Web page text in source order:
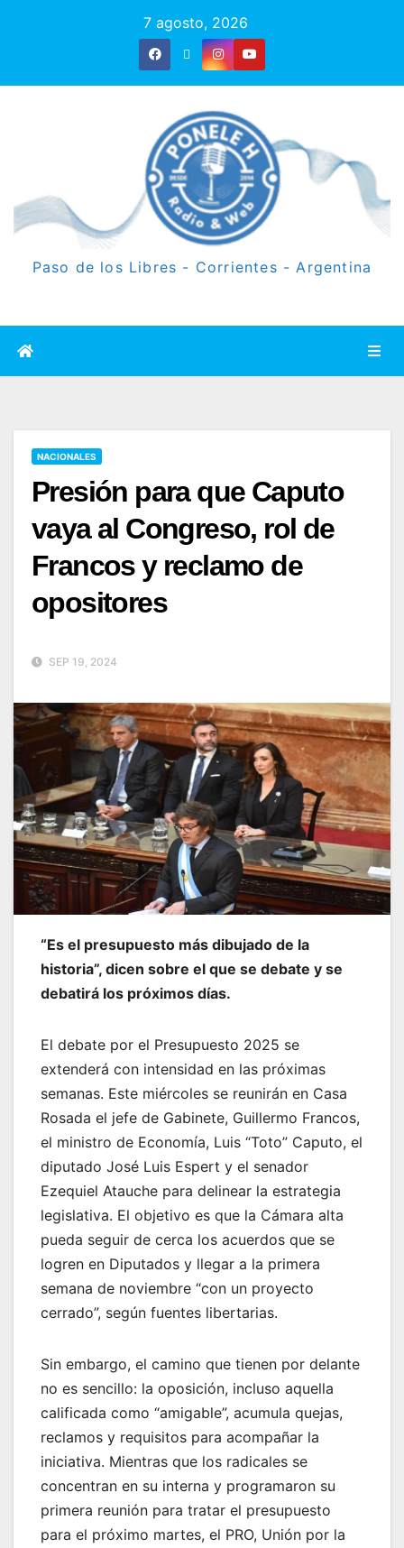
7 agosto, 2026
Paso de los Libres - Corrientes - Argentina
NACIONALES
Presión para que Caputo
vaya al Congreso, rol de
Francos y reclamo de
opositores
SEP 19, 2024
“Es el presupuesto más dibujado de la
historia”, dicen sobre el que se debate y se
debatirá los próximos días.
El debate por el Presupuesto 2025 se
extenderá con intensidad en las próximas
semanas. Este miércoles se reunirán en Casa
Rosada el jefe de Gabinete, Guillermo Francos,
el ministro de Economía, Luis “Toto” Caputo, el
diputado José Luis Espert y el senador
Ezequiel Atauche para delinear la estrategia
legislativa. El objetivo es que la Cámara alta
pueda seguir de cerca los acuerdos que se
logren en Diputados y llegar a la primera
semana de noviembre “con un proyecto
cerrado”, según fuentes libertarias.
Sin embargo, el camino que tienen por delante
no es sencillo: la oposición, incluso aquella
calificada como “amigable”, acumula quejas,
reclamos y requisitos para acompañar la
iniciativa. Mientras que los radicales se
concentran en su interna y programaron su
primera reunión para tratar el presupuesto
para el próximo martes, el PRO, Unión por la